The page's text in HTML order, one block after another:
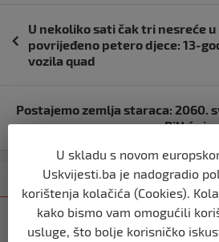
objava
U nekoliko sati čak tri nesreće
povrijeđeno petero djece: 13-
vozila quad
Postajemo zemlja staraca: 2060.
BiH će
Kategorija Najnovije
REGION
U skladu s novom
Uskvijesti.ba je nadogradio
korištenja kolačića (Cookies).
kako bismo vam omogućili
usluge, što bolje korisničko